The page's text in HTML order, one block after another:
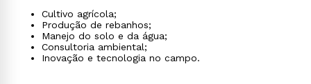
Cultivo agrícola;
Produção de rebanhos;
Manejo do solo e da água;
Consultoria ambiental;
Inovação e tecnologia no campo.